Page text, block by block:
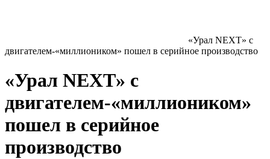
«Урал NEXT» с
двигателем-«миллиоником» пошел в серийное производство
«Урал NEXT» с
двигателем-«миллиоником»
пошел в серийное
производство